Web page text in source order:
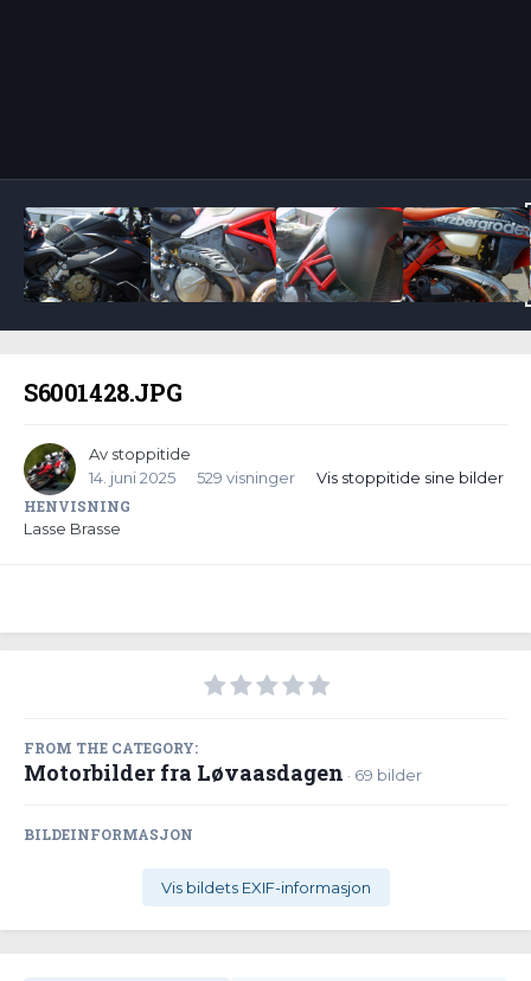
S6001428.JPG
Av stoppitide
14. juni 2025
529 visninger
Vis stoppitide sine bilder
HENVISNING
Lasse Brasse
FROM THE CATEGORY:
Motorbilder fra Løvaasdagen · 69 bilder
BILDEINFORMASJON
Vis bildets EXIF-informasjon